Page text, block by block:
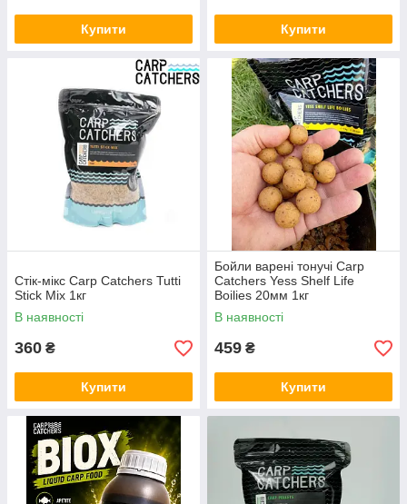
Купити Купити
Стік-мікс Carp Catchers Tutti
Stick Mix 1кг
В наявності
360 ₴
Купити
Бойли варені тонучі Carp
Catchers Yess Shelf Life
Boilies 20мм 1кг
В наявності
459 ₴
Купити